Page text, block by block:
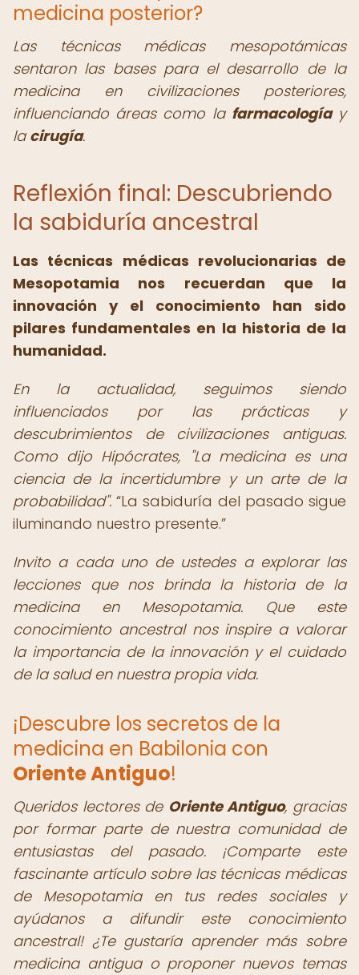
medicina posterior?
Las técnicas médicas mesopotámicas
sentaron las bases para el desarrollo de la
medicina en civilizaciones posteriores,
influenciando áreas como la farmacologíay
la cirugía.
Reflexión final: Descubriendo
la sabiduría ancestral
Las técnicas médicas revolucionarias de
Mesopotamia nos recuerdan que la
innovación y el conocimiento han sido
pilares fundamentales en la historia de la
humanidad.
En la actualidad, seguimos siendo
influenciados por las prácticas y
descubrimientos de civilizaciones antiguas.
Como dijo Hipócrates, "La medicina es una
ciencia de la incertidumbre y un arte de la
probabilidad". La sabiduría del pasado sigue
iluminando nuestro presente.
Invito a cada uno de ustedes a explorar las
lecciones que nos brinda la historia de la
medicina en Mesopotamia. Que este
conocimiento ancestral nos inspire a valorar
la importancia de la innovación y el cuidado
de la salud en nuestra propia vida.
¡Descubre los secretos de la
medicina en Babilonia con
Oriente Antiguo!
Queridos lectores de Oriente Antiguo, gracias
por formar parte de nuestra comunidad de
entusiastas del pasado. ¡Comparte este
fascinante artículo sobre las técnicas médicas
de Mesopotamia en tus redes sociales y
ayúdanos a difundir este conocimiento
ancestral! ¿Te gustaría aprender más sobre
medicina antigua o proponer nuevos temas